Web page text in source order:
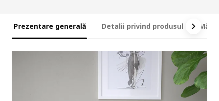
Prezentare generală Detalii privind produsul